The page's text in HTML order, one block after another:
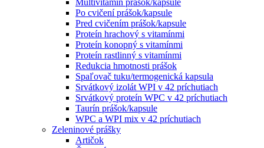
Multivitamín prášok/kapsule
Po cvičení prášok/kapsule
Pred cvičením prášok/kapsule
Proteín hrachový s vitamínmi
Proteín konopný s vitamínmi
Proteín rastlinný s vitamínmi
Redukcia hmotnosti prášok
Spaľovač tuku/termogenická kapsula
Srvátkový izolát WPI v 42 príchutiach
Srvátkový proteín WPC v 42 príchutiach
Taurín prášok/kapsule
WPC a WPI mix v 42 príchutiach
Zeleninové prášky
Artičok